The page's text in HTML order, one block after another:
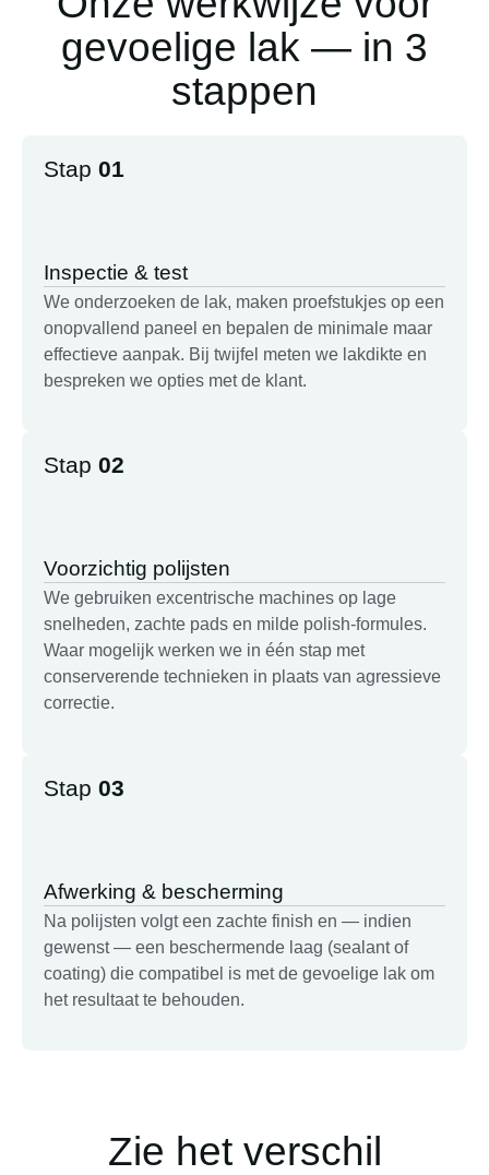
gevoelige lak — in 3
stappen
Stap 01
Inspectie & test
We onderzoeken de lak, maken proefstukjes op een
onopvallend paneel en bepalen de minimale maar
effectieve aanpak. Bij twijfel meten we lakdikte en
bespreken we opties met de klant.
Stap 02
Voorzichtig polijsten
We gebruiken excentrische machines op lage
snelheden, zachte pads en milde polish-formules.
Waar mogelijk werken we in één stap met
conserverende technieken in plaats van agressieve
correctie.
Stap 03
Afwerking & bescherming
Na polijsten volgt een zachte finish en — indien
gewenst — een beschermende laag (sealant of
coating) die compatibel is met de gevoelige lak om
het resultaat te behouden.
Zie het verschil